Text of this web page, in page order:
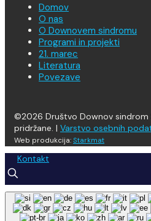
Domov
O nas
O Downovem sindromu
Programi in projekti
21. marec
Literatura
Povezave
©2026 Društvo Downov sindrom
pridržane. | Varstvo osebnih
Web produkcija:Starkmat
Kontakt